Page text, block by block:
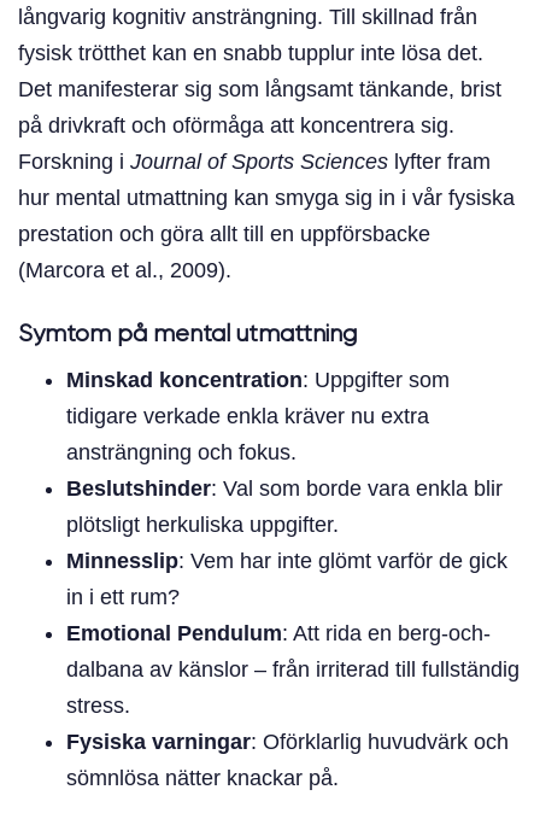
långvarig kognitiv ansträngning. Till skillnad från
fysisk trötthet kan en snabb tupplur inte lösa det.
Det manifesterar sig som långsamt tänkande, brist
på drivkraft och oförmåga att koncentrera sig.
Forskning i Journal of Sports Sciences lyfter fram
hur mental utmattning kan smyga sig in i vår fysiska
prestation och göra allt till en uppförsbacke
(Marcora et al., 2009).
Symtom på mental utmattning
Minskad koncentration: Uppgifter som
tidigare verkade enkla kräver nu extra
ansträngning och fokus.
Beslutshinder: Val som borde vara enkla blir
plötsligt herkuliska uppgifter.
Minnesslip: Vem har inte glömt varför de gick
in i ett rum?
Emotional Pendulum: Att rida en berg-och-
dalbana av känslor – från irriterad till fullständig
stress.
Fysiska varningar: Oförklarlig huvudvärk och
sömnlösa nätter knackar på.